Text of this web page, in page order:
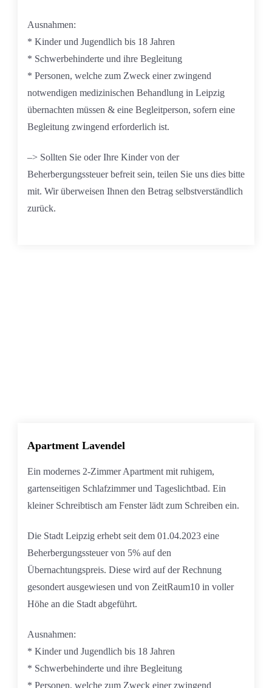
Ausnahmen:
* Kinder und Jugendlich bis 18 Jahren
* Schwerbehinderte und ihre Begleitung
* Personen, welche zum Zweck einer zwingend
notwendigen medizinischen Behandlung in Leipzig
übernachten müssen & eine Begleitperson, sofern eine
Begleitung zwingend erforderlich ist.
–> Sollten Sie oder Ihre Kinder von der
Beherbergungssteuer befreit sein, teilen Sie uns dies bitte
mit. Wir überweisen Ihnen den Betrag selbstverständlich
zurück.
Apartment Lavendel
Ein modernes 2-Zimmer Apartment mit ruhigem,
gartenseitigen Schlafzimmer und Tageslichtbad. Ein
kleiner Schreibtisch am Fenster lädt zum Schreiben ein.
Die Stadt Leipzig erhebt seit dem 01.04.2023 eine
Beherbergungssteuer von 5% auf den
Übernachtungspreis. Diese wird auf der Rechnung
gesondert ausgewiesen und von ZeitRaum10 in voller
Höhe an die Stadt abgeführt.
Ausnahmen:
* Kinder und Jugendlich bis 18 Jahren
* Schwerbehinderte und ihre Begleitung
* Personen, welche zum Zweck einer zwingend